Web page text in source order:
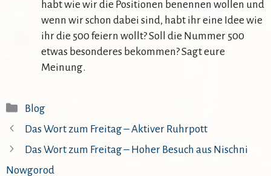
habt wie wir die Positionen benennen wollen und
wenn wir schon dabei sind, habt ihr eine Idee wie
ihr die 500 feiern wollt? Soll die Nummer 500
etwas besonderes bekommen? Sagt eure
Meinung.
Kategorien
Blog
Das Wort zum Freitag – Aktiver Ruhrpott
Das Wort zum Freitag – Hoher Besuch aus Nischni
Nowgorod